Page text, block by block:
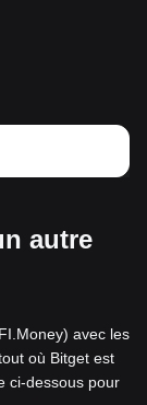
autre
avec les
où Bitget est
ci-dessous pour